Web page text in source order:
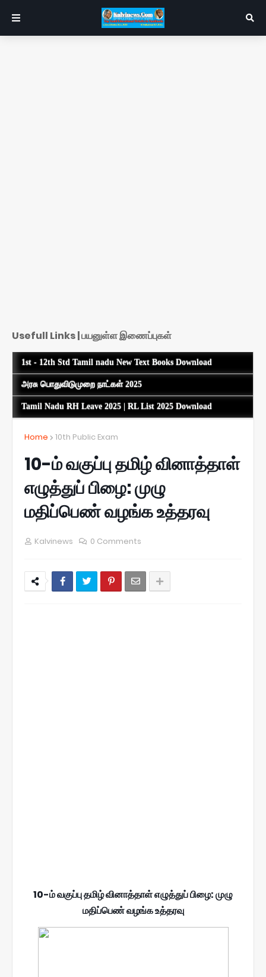
Usefull Links | பயனுள்ள இணைப்புகள்
1st - 12th Std Tamil nadu New Text Books Download
அரசு பொதுவிடுமுறை நாட்கள் 2025
Tamil Nadu RH Leave 2025 | RL List 2025 Download
Home 10th Public Exam
10-ம் வகுப்பு தமிழ் வினாத்தாள்
எழுத்துப் பிழை: முழு
மதிப்பெண் வழங்க உத்தரவு
Kalvinews 0 Comments
10-ம் வகுப்பு தமிழ் வினாத்தாள் எழுத்துப் பிழை: முழு
மதிப்பெண் வழங்க உத்தரவு